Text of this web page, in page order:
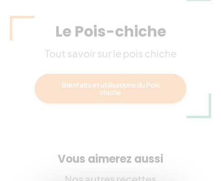
Le Pois-chiche
Tout savoir sur le pois chiche
Bienfaits et utilisations du Pois
chiche
Vous aimerez aussi